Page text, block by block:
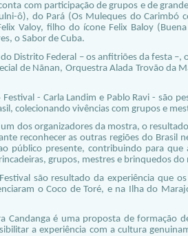
com participação de grupos e de
ô), do Pará (Os Muleques do
Valoy, filho do ícone Felix Baloy
o Sabor de Cuba.
Distrito Federal – os anfitriões da festa –,
de Nãnan, Orquestra Alada Trovão da
Festival - Carla Landim e Pablo Ravi - são
colecionando vivências com grupos e
um dos organizadores da mostra, o
reconhecer as outras regiões do Brasil
público presente, contribuindo para
grupos, mestres e brinquedos
são resultado da experiência que
o Coco de Toré, e na Ilha do
Candanga é uma proposta de formação
a experiência com a cultura